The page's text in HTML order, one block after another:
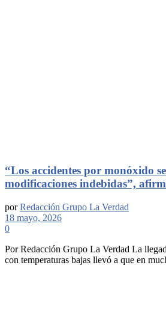
“Los accidentes por monóxido
modificaciones indebidas”,
por Redacción Grupo La Verdad
18 mayo, 2026
0
Por Redacción Grupo La Verdad La
con temperaturas bajas llevó a que en